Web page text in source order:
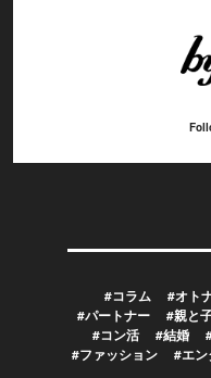
#コラム #オト
#パートナー
#親と
#コン活
#結婚
#ファッション
#エン